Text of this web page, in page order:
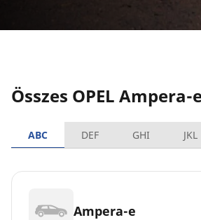
Összes OPEL
ABC DEF GHI JKL
Ampera-e